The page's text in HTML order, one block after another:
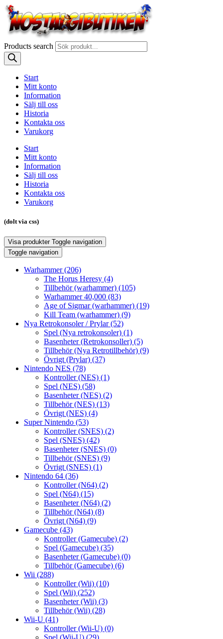
Products search
Start
Mitt konto
Information
Sälj till oss
Historia
Kontakta oss
Varukorg
Start
Mitt konto
Information
Sälj till oss
Historia
Kontakta oss
Varukorg
(dolt via css)
Visa produkter Toggle navigation
Toggle navigation
Warhammer(206)
The Horus Heresy (4)
Tillbehör (warhammer) (105)
Warhammer 40,000 (83)
Age of Sigmar (warhammer) (19)
Kill Team (warhammer) (9)
Nya Retrokonsoler / Prylar(52)
Spel (Nya retrokonsoler) (1)
Basenheter (Retrokonsoller) (5)
Tillbehör (Nya Retrotillbehör) (9)
Övrigt (Prylar) (37)
Nintendo NES (78)
Kontroller (NES) (1)
Spel (NES) (58)
Basenheter (NES) (2)
Tillbehör (NES) (13)
Övrigt (NES) (4)
Super Nintendo (53)
Kontroller (SNES) (2)
Spel (SNES) (42)
Basenheter (SNES) (0)
Tillbehör (SNES) (9)
Övrigt (SNES) (1)
Nintendo 64 (36)
Kontroller (N64) (2)
Spel (N64) (15)
Basenheter (N64) (2)
Tillbehör (N64) (8)
Övrigt (N64) (9)
Gamecube (43)
Kontroller (Gamecube) (2)
Spel (Gamecube) (35)
Basenheter (Gamecube) (0)
Tillbehör (Gamecube) (6)
Wii (288)
Kontroller (Wii) (10)
Spel (Wii) (252)
Basenheter (Wii) (3)
Tillbehör (Wii) (28)
Wii-U (41)
Kontroller (Wii-U) (0)